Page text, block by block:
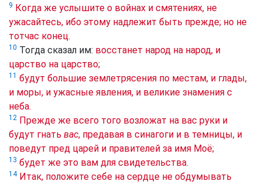
9 Когда же услышите о войнах и смятениях, не
ужасайтесь, ибо этому надлежит быть прежде; но не
тотчас конец.
10 Тогда сказал им: восстанет народ на народ, и
царство на царство;
11 будут большие землетрясения по местам, и глады,
и моры, и ужасные явления, и великие знамения с
неба.
12 Прежде же всего того возложат на вас руки и
будут гнать вас, предавая в синагоги и в темницы, и
поведут пред царей и правителей за имя Моё;
13 будет же это вам для свидетельства.
14 Итак, положите себе на сердце не обдумывать